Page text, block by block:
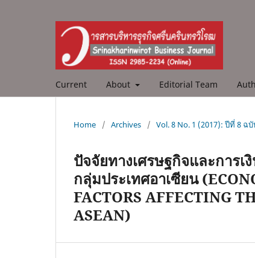
Current About Editorial Team
Home / Archives / Vol. 8 No. 1 (2017): ปีที่ 8
ปัจจัยทางเศรษฐกิจและการ
กลุ่มประเทศอาเซียน
FACTORS AFFECTING
ASEAN)